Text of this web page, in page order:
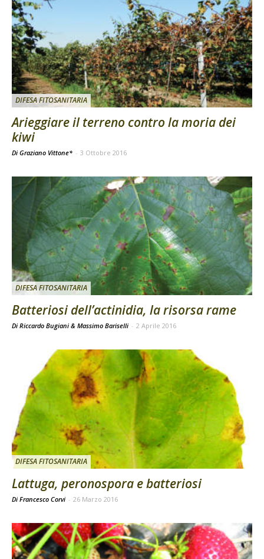
DIFESA FITOSANITARIA
Arieggiare il terreno contro la moria dei
kiwi
Di Graziano Vittone* - 3 Ottobre 2016
DIFESA FITOSANITARIA
Batteriosi dell’actinidia, la risorsa rame
Di Riccardo Bugiani & Massimo Bariselli - 2 Aprile 2016
DIFESA FITOSANITARIA
Lattuga, peronospora e batteriosi
Di Francesco Corvi - 26 Marzo 2016